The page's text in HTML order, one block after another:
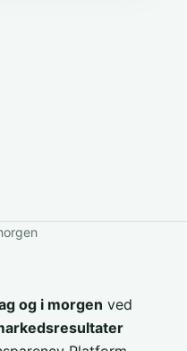
og i morgen ved